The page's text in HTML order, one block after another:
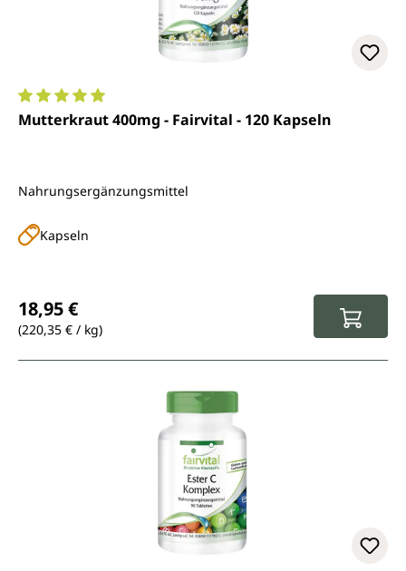
Durchschnittliche Bewertung von 5 von 5 Sternen
Mutterkraut 400mg - Fairvital - 120 Kapseln
Nahrungsergänzungsmittel
Kapseln
18,95 €
(220,35 € / kg)